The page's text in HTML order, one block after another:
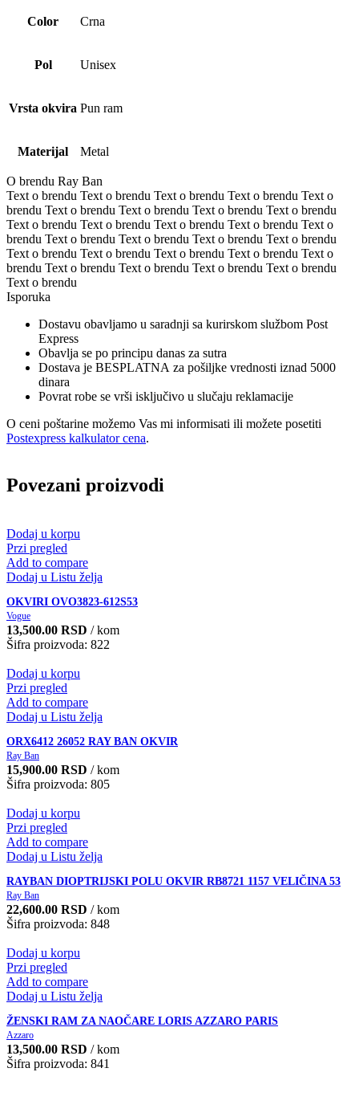
Color Crna
Pol Unisex
Vrsta okvira Pun ram
Materijal Metal
O brendu Ray Ban
Text o brendu Text o brendu Text o brendu Text o brendu Text o
brendu Text o brendu Text o brendu Text o brendu Text o brendu
Text o brendu Text o brendu Text o brendu Text o brendu Text o
brendu Text o brendu Text o brendu Text o brendu Text o brendu
Text o brendu Text o brendu Text o brendu Text o brendu Text o
brendu Text o brendu Text o brendu Text o brendu Text o brendu
Text o brendu
Isporuka
Dostavu obavljamo u saradnji sa kurirskom službom Post
Express
Obavlja se po principu danas za sutra
Dostava je BESPLATNA za pošiljke vrednosti iznad 5000
dinara
Povrat robe se vrši isključivo u slučaju reklamacije
O ceni poštarine možemo Vas mi informisati ili možete posetiti
Postexpress kalkulator cena.
Povezani proizvodi
Dodaj u korpu
Przi pregled
Add to compare
Dodaj u Listu želja
OKVIRI OVO3823-612S53
Vogue
13,500.00 RSD / kom
Šifra proizvoda: 822
Dodaj u korpu
Przi pregled
Add to compare
Dodaj u Listu želja
ORX6412 26052 RAY BAN OKVIR
Ray Ban
15,900.00 RSD / kom
Šifra proizvoda: 805
Dodaj u korpu
Przi pregled
Add to compare
Dodaj u Listu želja
RAYBAN DIOPTRIJSKI POLU OKVIR RB8721 1157 VELIČINA 53
Ray Ban
22,600.00 RSD / kom
Šifra proizvoda: 848
Dodaj u korpu
Przi pregled
Add to compare
Dodaj u Listu želja
ŽENSKI RAM ZA NAOČARE LORIS AZZARO PARIS
Azzaro
13,500.00 RSD / kom
Šifra proizvoda: 841